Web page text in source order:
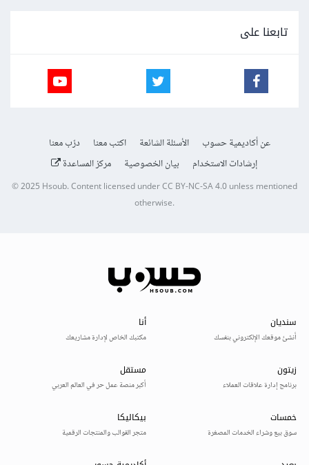
تابعنا على
عن أكاديمية حسوب الأسئلة الشائعة اكتب معنا
درّب معنا
إرشادات الاستخدام
بيان الخصوصية مركز المساعدة
© 2025Hsoub.Content licensed underCC BY-NC-SA 4.0unless mentioned
otherwise.